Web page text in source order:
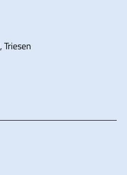
, Triesen